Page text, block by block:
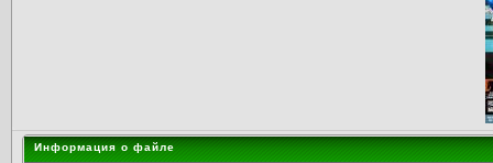
Информация о файле